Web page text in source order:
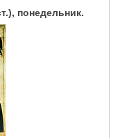
понедельник.